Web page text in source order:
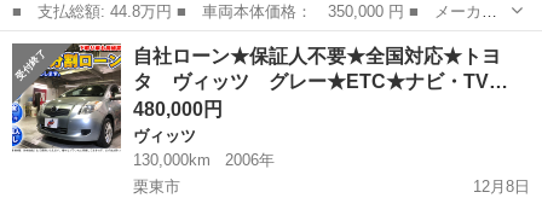
■ 支払総額: 44.8万円 ■ 車両本体価格： 350,000 円 ■ メーカー
名： トヨタ ■ 車種名： ヴィッツ ■ グレード名： ジュエラ
メモリーナビ ワンセグ ブルートゥースＥＴＣ車載器 キーレスエ
ントリー ■...
大阪 守口市 ヴィッツ
自社ローン★保証人不要★全国対応★トヨ
タ ヴィッツ グレー★ETC★ナビ・TV…
480,000円
ヴィッツ
130,000km
2006年
栗東市
12月8日